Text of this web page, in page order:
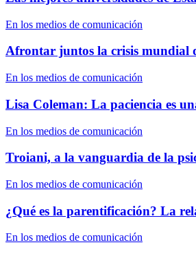
En los medios de comunicación
Afrontar juntos la crisis mundial
En los medios de comunicación
Lisa Coleman: La paciencia es
En los medios de comunicación
Troiani, a la vanguardia de la
En los medios de comunicación
¿Qué es la parentificación? La
En los medios de comunicación